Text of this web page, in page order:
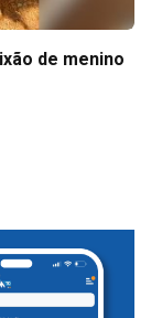
de menino